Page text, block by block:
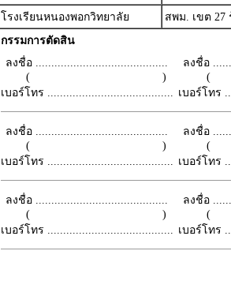
โรงเรียนหนองพอกวิทยาลัย
สพม. เขต 27
กรรมการตัดสิน
ลงชื่อ ..........................................
( )
เบอร์โทร ........................................
ลงชื่อ
เบอร์โทร
ลงชื่อ ..........................................
( )
เบอร์โทร ........................................
ลงชื่อ
เบอร์โทร
ลงชื่อ ..........................................
( )
เบอร์โทร ........................................
ลงชื่อ
เบอร์โทร